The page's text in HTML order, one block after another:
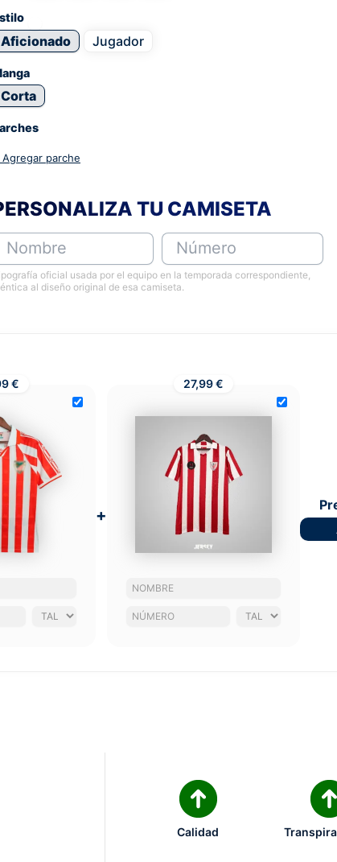
Aficionado Jugador
Corta
Agregar parche
TU CAMISETA
Nombre Número
oficial usada por el equipo en la temporada correspondiente,
al diseño original de esa camiseta.
€
+
27,99 €
Calidad